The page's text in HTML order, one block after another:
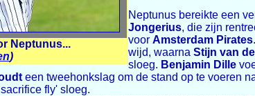
Neptunus...
)
Neptunus bereikte een
Jongerius, die zijn
voor Amsterdam Pirates
wijd, waarna Stijn van
sloeg. Benjamin Dille
een tweehonkslag om de stand op te voeren
fly' sloeg.